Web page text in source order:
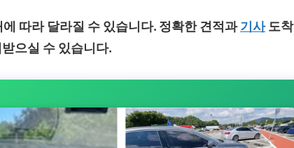
따라 달라질 수 있습니다. 정확한 견적과기사도착
으실 수 있습니다.